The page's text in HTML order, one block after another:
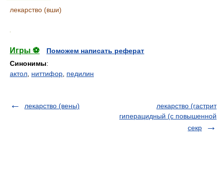
лекарство (вши)
Игры ⚽
Поможем написать реферат
Синонимы:
актол ниттифор педилин
лекарство (вены)
лекарство (гастрит
гиперацидный (с повышенной
секр